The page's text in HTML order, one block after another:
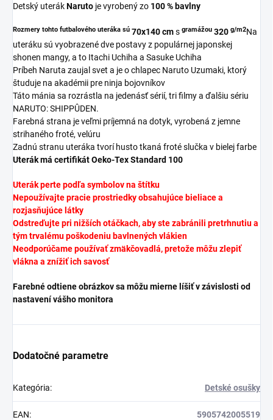
Detský uterákNaruto je vyrobený zo 100 % bavlny
Rozmery tohto futbalového uteráka sú 70x140 cms gramážou 320 g/m2Na
uteráku sú vyobrazené dve postavy z populárnej japonskej
shonen mangy, a to Itachi Uchiha a Sasuke Uchiha
Príbeh Naruta zaujal svet a je ochlapec Naruto Uzumaki, ktorý
študuje na akadémii pre ninja bojovníkov
Táto mánia sa rozrástla na jedenásť sérií, tri filmy a ďalšiu sériu
NARUTO: SHIPPÛDEN.
Farebná strana je veľmi príjemná na dotyk, vyrobená z jemne
strihaného froté, velúru
Zadnú stranu uteráka tvorí husto tkaná froté slučka v bielej farbe
Uterák má certifikát Oeko-Tex Standard 100
Uterák perte podľa symbolov na štítku
Nepoužívajte pracie prostriedky obsahujúce bieliace a
rozjasňujúce látky
Odstreďujte pri nižších otáčkach, aby ste zabránili pretrhnutiu a
tým trvalému poškodeniu bavlnených vlákien
Neodporúčame používať zmäkčovadlá, pretože môžu zlepiť
vlákna a znížiť ich savosť
Farebné odtiene obrázkov sa môžu mierne líšiť v závislosti od
nastavení vášho monitora
Dodatočné parametre
Kategória: Detské osušky
EAN: 5905742005519